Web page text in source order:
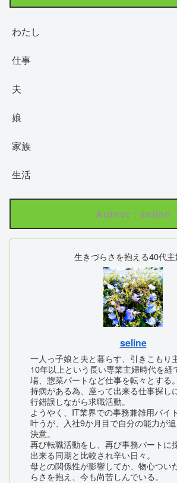
わたし
仕事
夫
娘
家族
生活
Author : seline
生きづらさを抱える40代
seline
一人っ子娘と夫と暮らす、引きこもり主
10年以上という長い専業主婦時代を経
場、惣菜パートなど仕事を転々とする。
持病がある為、座って出来る仕事探し
行錯誤しながら求職活動。
ようやく、IT業界での事務兼雑用バイ
叶うが、入社9か月目で自分の能力が
決意。
再び転職活動をし、再び事務パートに
出来る同期と比較され辛い日々。
母との関係性が影響してか、物心つい
らさを抱え、今も尚苦しんでいる。